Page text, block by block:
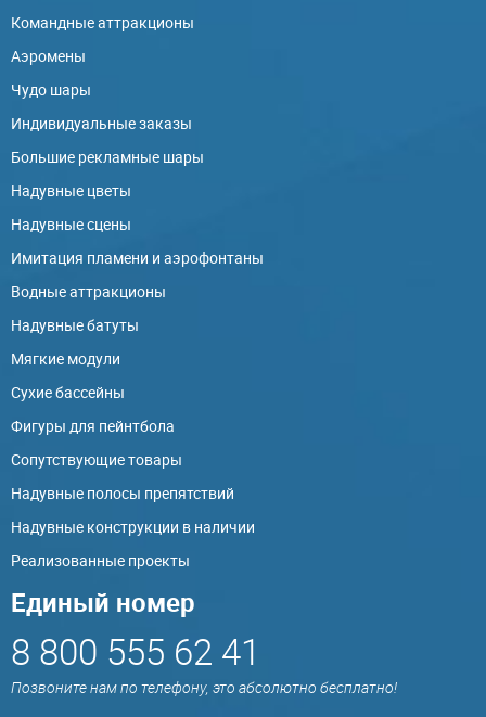
Командные аттракционы
Аэромены
Чудо шары
Индивидуальные заказы
Большие рекламные шары
Надувные цветы
Надувные сцены
Имитация пламени и аэрофонтаны
Водные аттракционы
Надувные батуты
Мягкие модули
Сухие бассейны
Фигуры для пейнтбола
Сопутствующие товары
Надувные полосы препятствий
Надувные конструкции в наличии
Реализованные проекты
Единый номер
8 800 555 62 41
Позвоните нам по телефону, это абсолютно бесплатно!